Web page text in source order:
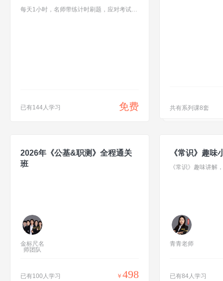
已有144人学习 免费 共有系列课8套
2026年《公基&职测》全程通关
班
金标尺名
师团队
已有100人学习 ￥ 498
《常识》趣味
《常识》趣味讲解
青青老师
已有84人学习